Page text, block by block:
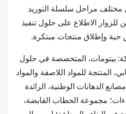
مختلف مراحل سلسلة التوريد
الاطلاع على حلول تنفيذ
وإطلاق منتجات مبتكرة.
بيتومات، المتخصصة في حلول
المنتجة للمواد اللاصقة والمواد
الدهانات الوطنية، الرائدة
مجموعة الحطاب القابضة،